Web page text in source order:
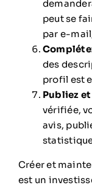
peut se
par e-
des
profil est
Publiez et
vérifiée,
avis,
Créer et
est un